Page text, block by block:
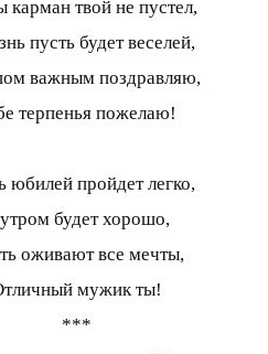
карман твой не пустел,
пусть будет веселей,
важным поздравляю,
терпенья пожелаю!
юбилей пройдет легко,
будет хорошо,
оживают все мечты,
мужик ты!
***